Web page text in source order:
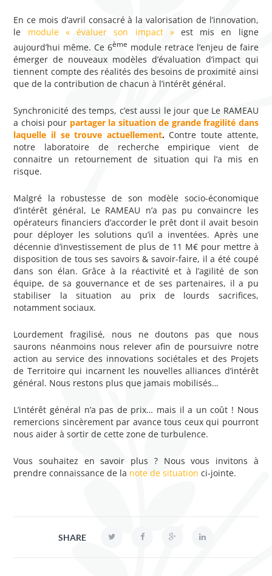
En ce mois d’avril consacré à la valorisation de l’innovation,
le module « évaluer son impact »est mis en ligne
aujourd’hui même. Ce 6ème module retrace l’enjeu de faire
émerger de nouveaux modèles d’évaluation d’impact qui
tiennent compte des réalités des besoins de proximité ainsi
que de la contribution de chacun à l’intérêt général.
Synchronicité des temps, c’est aussi le jour que Le RAMEAU
a choisi pour partager la situation de grande fragilité dans
laquelle il se trouve actuellement. Contre toute attente,
notre laboratoire de recherche empirique vient de
connaitre un retournement de situation qui l’a mis en
risque.
Malgré la robustesse de son modèle socio-économique
d’intérêt général, Le RAMEAU n’a pas pu convaincre les
opérateurs financiers d’accorder le prêt dont il avait besoin
pour déployer les solutions qu’il a inventées. Après une
décennie d’investissement de plus de 11 M€ pour mettre à
disposition de tous ses savoirs & savoir-faire, il a été coupé
dans son élan. Grâce à la réactivité et à l’agilité de son
équipe, de sa gouvernance et de ses partenaires, il a pu
stabiliser la situation au prix de lourds sacrifices,
notamment sociaux.
Lourdement fragilisé, nous ne doutons pas que nous
saurons néanmoins nous relever afin de poursuivre notre
action au service des innovations sociétales et des Projets
de Territoire qui incarnent les nouvelles alliances d’intérêt
général. Nous restons plus que jamais mobilisés…
L’intérêt général n’a pas de prix… mais il a un coût ! Nous
remercions sincèrement par avance tous ceux qui pourront
nous aider à sortir de cette zone de turbulence.
Vous souhaitez en savoir plus ? Nous vous invitons à
prendre connaissance de la note de situation ci-jointe.
SHARE